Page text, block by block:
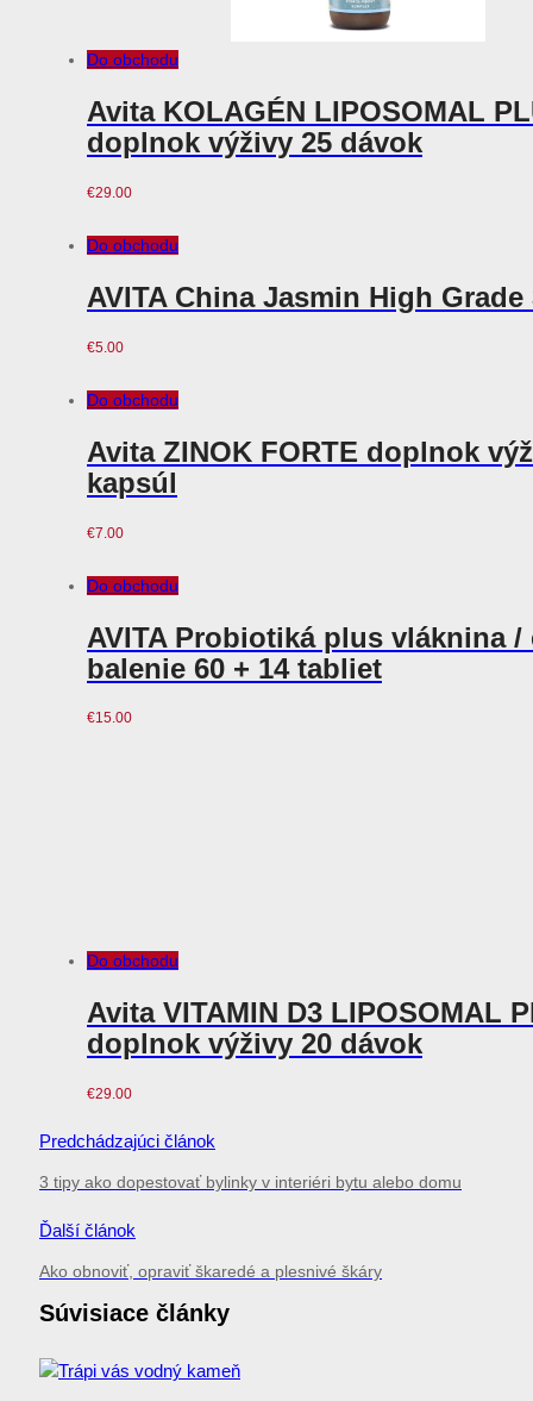
Do obchodu
Avita KOLAGÉN LIPOSOMAL
doplnok výživy 25 dávok
€29.00
Do obchodu
AVITA China Jasmin High Grade
€5.00
Do obchodu
Avita ZINOK FORTE doplnok
kapsúl
€7.00
Do obchodu
AVITA Probiotiká plus vláknina /
balenie 60 + 14 tabliet
€15.00
Do obchodu
Avita VITAMIN D3 LIPOSOMAL
doplnok výživy 20 dávok
€29.00
Navigácia
v
Predchádzajúci článok
3 tipy ako dopestovať bylinky v interiéri bytu alebo domu
Ďalší článok
Ako obnoviť, opraviť škaredé a plesnivé škáry
Súvisiace články